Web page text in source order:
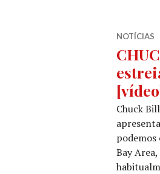
NOTÍCIAS
Chuck
podemos
Bay